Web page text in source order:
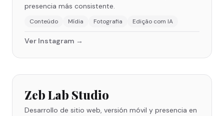
presencia más consistente.
Conteúdo Mídia Fotografia Edição com IA
Ver Instagram →
Zeb Lab Studio
Desarrollo de sitio web, versión móvil y presencia en